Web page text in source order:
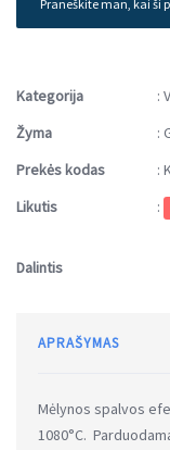
Praneškite man, kai ši
Kategorija :
Žyma
:
Prekės kodas
:
Likutis
:
Dalintis
APRAŠYMAS
Mėlynos spalvos
1080°C.